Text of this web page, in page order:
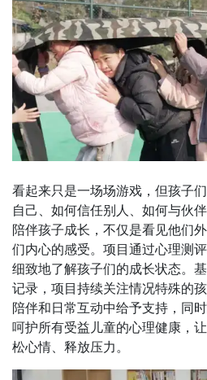
看起来只是一场场游戏，但孩子
自己、如何信任别人、如何与伙伴
陪伴孩子成长，不仅是看见他们
们内心的感受。项目通过心理测
细致地了解孩子们的成长状态。
记录，项目持续关注情况特殊的
陪伴和日常互动中给予支持，同
呵护所有受益儿童的心理健康，
松心情、释放压力。